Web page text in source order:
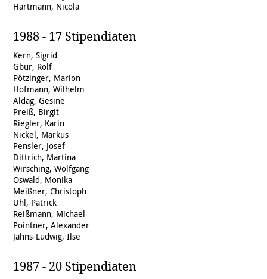
Hartmann, Nicola
1988 - 17 Stipendiaten
Kern, Sigrid
Gbur, Rolf
Pötzinger, Marion
Hofmann, Wilhelm
Aldag, Gesine
Preiß, Birgit
Riegler, Karin
Nickel, Markus
Pensler, Josef
Dittrich, Martina
Wirsching, Wolfgang
Oswald, Monika
Meißner, Christoph
Uhl, Patrick
Reißmann, Michael
Pointner, Alexander
Jahns-Ludwig, Ilse
1987 - 20 Stipendiaten